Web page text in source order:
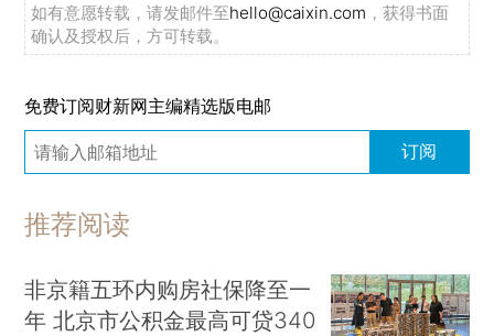
如有意愿转载，请发邮件至hello@caixin.com ，获得书面
确认及授权后，方可转载。
免费订阅财新网主编精选版电邮
订阅
推荐阅读
非京籍五环内购房社保降至一
年 北京市公积金最高可贷340